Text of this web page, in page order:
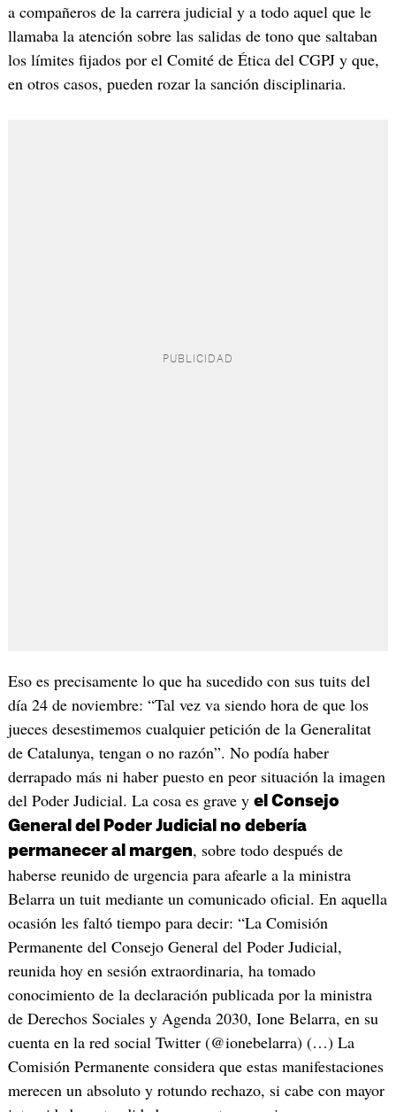
a compañeros de la carrera judicial y a todo aquel que le
llamaba la atención sobre las salidas de tono que saltaban
los límites fijados por el Comité de Ética del CGPJ y que,
en otros casos, pueden rozar la sanción disciplinaria.
Eso es precisamente lo que ha sucedido con sus tuits del
día 24 de noviembre: “Tal vez va siendo hora de que los
jueces desestimemos cualquier petición de la Generalitat
de Catalunya, tengan o no razón”. No podía haber
derrapado más ni haber puesto en peor situación la imagen
del Poder Judicial. La cosa es grave y el Consejo
General del Poder Judicial no debería
permanecer al margen, sobre todo después de
haberse reunido de urgencia para afearle a la ministra
Belarra un tuit mediante un comunicado oficial. En aquella
ocasión les faltó tiempo para decir: “La Comisión
Permanente del Consejo General del Poder Judicial,
reunida hoy en sesión extraordinaria, ha tomado
conocimiento de la declaración publicada por la ministra
de Derechos Sociales y Agenda 2030, Ione Belarra, en su
cuenta en la red social Twitter (@ionebelarra) (…) La
Comisión Permanente considera que estas manifestaciones
merecen un absoluto y rotundo rechazo, si cabe con mayor